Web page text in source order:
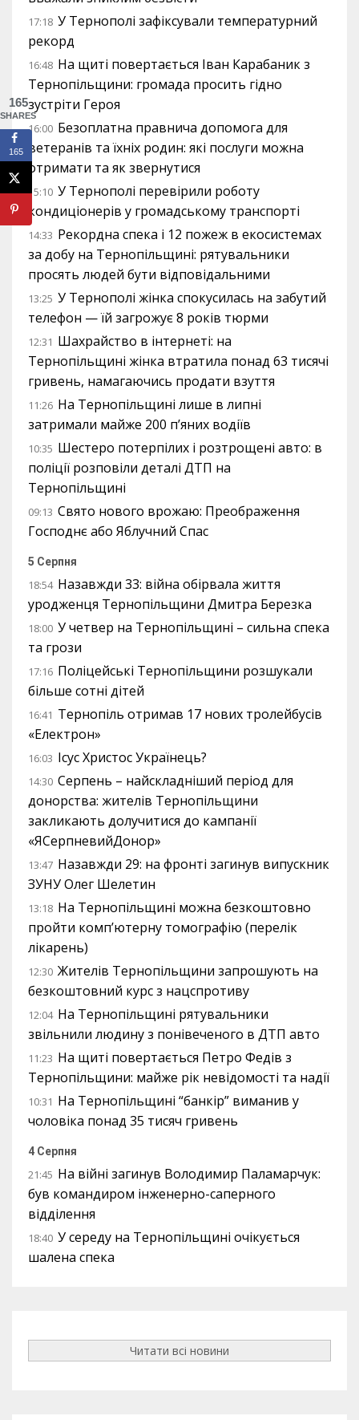
17:18 У Тернополі зафіксували температурний
рекорд
16:48 На щиті повертається Іван Карабаник з
Тернопільщини: громада просить гідно
зустріти Героя
16:00 Безоплатна правнича допомога для
ветеранів та їхніх родин: які послуги можна
отримати та як звернутися
15:10 У Тернополі перевірили роботу
кондиціонерів у громадському транспорті
14:33 Рекордна спека і 12 пожеж в екосистемах
за добу на Тернопільщині: рятувальники
просять людей бути відповідальними
13:25 У Тернополі жінка спокусилась на забутий
телефон — їй загрожує 8 років тюрми
12:31 Шахрайство в інтернеті: на
Тернопільщині жінка втратила понад 63 тисячі
гривень, намагаючись продати взуття
11:26 На Тернопільщині лише в липні
затримали майже 200 п’яних водіїв
10:35 Шестеро потерпілих і розтрощені авто: в
поліції розповіли деталі ДТП на
Тернопільщині
09:13 Свято нового врожаю: Преображення
Господнє або Яблучний Спас
5 Серпня
18:54 Назавжди 33: війна обірвала життя
уродженця Тернопільщини Дмитра Березка
18:00 У четвер на Тернопільщині – сильна спека
та грози
17:16 Поліцейські Тернопільщини розшукали
більше сотні дітей
16:41 Тернопіль отримав 17 нових тролейбусів
«Електрон»
16:03 Ісус Христос Українець?
14:30 Серпень – найскладніший період для
донорства: жителів Тернопільщини
закликають долучитися до кампанії
«ЯСерпневийДонор»
13:47 Назавжди 29: на фронті загинув випускник
ЗУНУ Олег Шелетин
13:18 На Тернопільщині можна безкоштовно
пройти комп’ютерну томографію (перелік
лікарень)
12:30 Жителів Тернопільщини запрошують на
безкоштовний курс з нацспротиву
12:04 На Тернопільщині рятувальники
звільнили людину з понівеченого в ДТП авто
11:23 На щиті повертається Петро Федів з
Тернопільщини: майже рік невідомості та надії
10:31 На Тернопільщині “банкір” виманив у
чоловіка понад 35 тисяч гривень
4 Серпня
21:45 На війні загинув Володимир Паламарчук:
був командиром інженерно-саперного
відділення
18:40 У середу на Тернопільщині очікується
шалена спека
Читати всі новини
165
SHARES
165